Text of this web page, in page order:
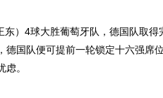
4球大胜葡萄牙队，德国队取得
国队便可提前一轮锁定十六强席
。